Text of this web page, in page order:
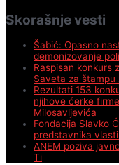
Skorašnje vesti
Šabić: Opasno
demonizovanje
Raspisan konkurs
Saveta za štampu
Rezultati 153
njihove ćerke
Milosavljevića
Fondacija Slavko
predstavnika
ANEM poziva
Ti